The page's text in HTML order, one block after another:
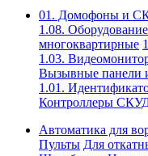
01. Домофоны и
1.08.
многоквартирные
1.03.
Вызывные панели
1.01.
Контроллеры
Автоматика для
Пульты Для